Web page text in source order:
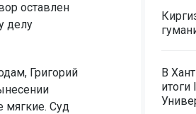
оставлен
делу
Григорий
мягкие. Суд
В
итоги